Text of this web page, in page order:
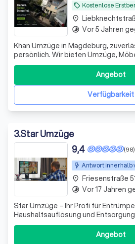
local_offer Kostenlose
Khan Umzüge in Magdeburg,
persönlich. Wir bieten Umzüge,
Einpackservice & Seniorenumzüge.
Verfügbarkeit
Angebot
place
timelapse Vor 5 Jahren
3.Star Umzüge
Antwort innerhalb
(98)
9,4
Star Umzüge – Ihr Profi für
Haushaltsauflösung und
Umgebung. Schnell, zuverlässig
Angebot
place Friesenstraße
timelapse Vor 17 Jahren